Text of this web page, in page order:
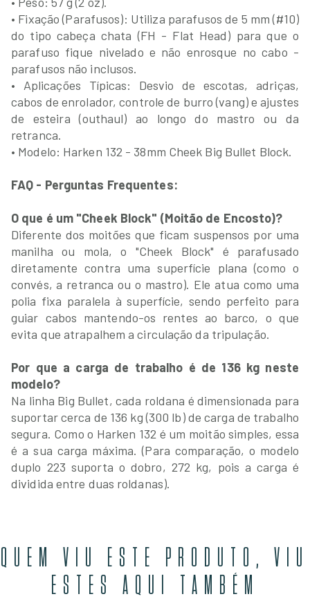
• Fixação (Parafusos): Utiliza parafusos de 5 mm (#10)
do tipo cabeça chata (FH - Flat Head) para que o
parafuso fique nivelado e não enrosque no cabo -
parafusos não inclusos.
• Aplicações Típicas: Desvio de escotas, adriças,
cabos de enrolador, controle de burro (vang) e ajustes
de esteira (outhaul) ao longo do mastro ou da
retranca.
• Modelo: Harken 132 - 38mm Cheek Big Bullet Block.
FAQ - Perguntas Frequentes:
O que é um "Cheek Block" (Moitão de Encosto)?
Diferente dos moitões que ficam suspensos por uma
manilha ou mola, o "Cheek Block" é parafusado
diretamente contra uma superfície plana (como o
convés, a retranca ou o mastro). Ele atua como uma
polia fixa paralela à superfície, sendo perfeito para
guiar cabos mantendo-os rentes ao barco, o que
evita que atrapalhem a circulação da tripulação.
Por que a carga de trabalho é de 136 kg neste
modelo?
Na linha Big Bullet, cada roldana é dimensionada para
suportar cerca de 136 kg (300 lb) de carga de trabalho
segura. Como o Harken 132 é um moitão simples, essa
é a sua carga máxima. (Para comparação, o modelo
duplo 223 suporta o dobro, 272 kg, pois a carga é
dividida entre duas roldanas).
QUEM VIU ESTE PRODUTO, VIU
ESTES AQUI TAMBÉM